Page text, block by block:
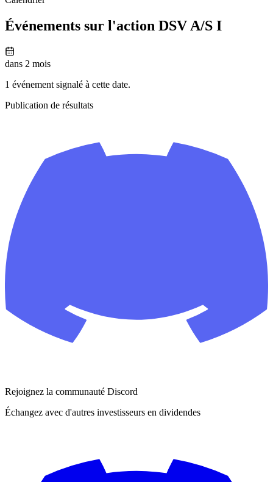
Événements sur l'action DSV A/S I
dans 2 mois
1 événement signalé à cette date.
Publication de résultats
Rejoignez la communauté Discord
Échangez avec d'autres investisseurs en dividendes